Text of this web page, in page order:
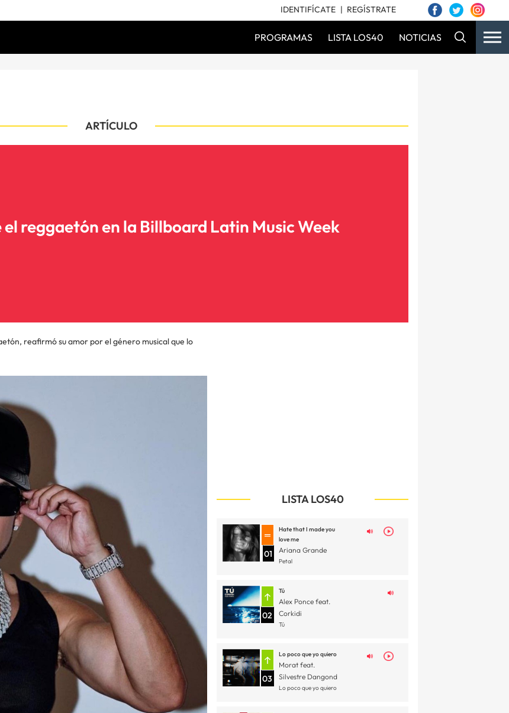
IDENTIFÍCATE REGÍSTRATE
PROGRAMAS LISTA LOS40 NOTICIAS
ARTÍCULO
reggaetón en la Billboard Latin Music Week
reafirmó su amor por el género musical que lo
LISTA LOS40
01
Hate that I made you
love me
Ariana Grande
Petal
02
Tú
Alex Ponce feat.
Corkidi
Tú
03
Lo poco que yo quiero
Morat feat.
Silvestre Dangond
Lo poco que yo quiero